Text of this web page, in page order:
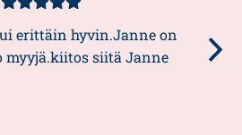
Kundbetyg
5/5erittäin hyvin.Janne on
myyjä.kiitos siitä Janne